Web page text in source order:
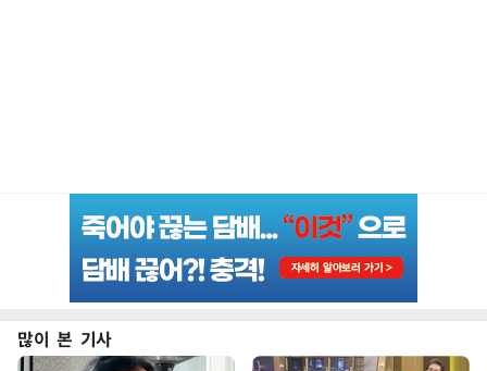
많이 본 기사